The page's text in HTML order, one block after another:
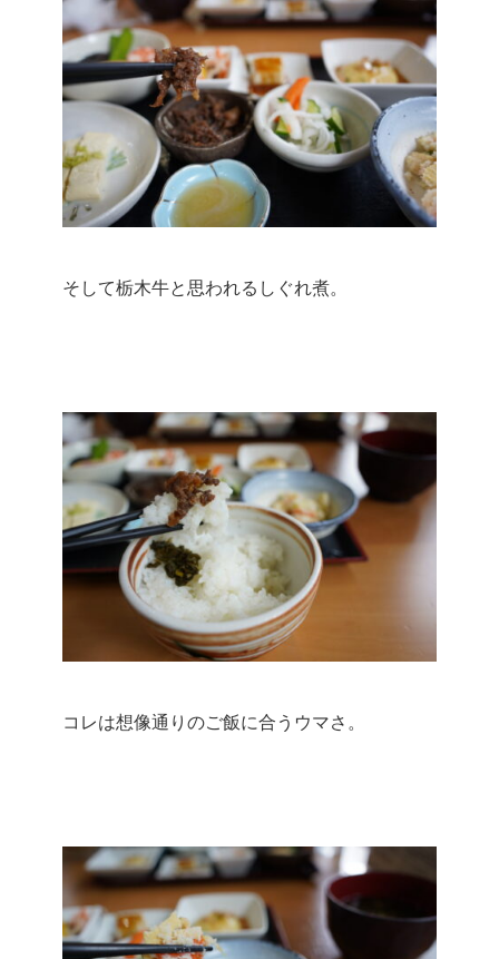
そして栃木牛と思われるしぐれ煮。
コレは想像通りのご飯に合うウマさ。